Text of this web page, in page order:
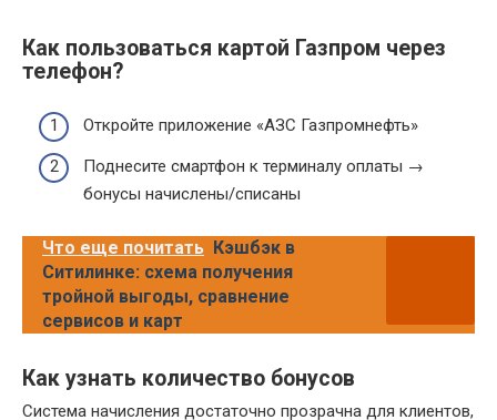
Как пользоваться картой Газпром через
телефон?
Откройте приложение «АЗС Газпромнефть»
Поднесите смартфон к терминалу оплаты →
бонусы начислены/списаны
Что еще почитать Кэшбэк в
Ситилинке: схема получения
тройной выгоды, сравнение
сервисов и карт
Как узнать количество бонусов
Система начисления достаточно прозрачна для клиентов,